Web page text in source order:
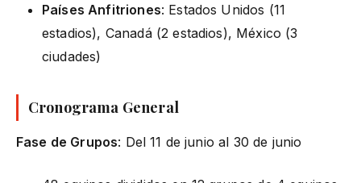
Países Anfitriones: Estados Unidos (11
estadios), Canadá (2 estadios), México (3
ciudades)
Cronograma General
Fase de Grupos: Del 11 de junio al 30 de junio